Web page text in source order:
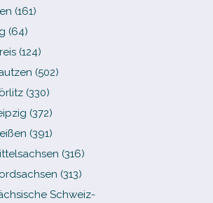
(161)
(64)
(124)
(502)
(330)
(372)
(391)
(316)
(313)
Schweiz-​